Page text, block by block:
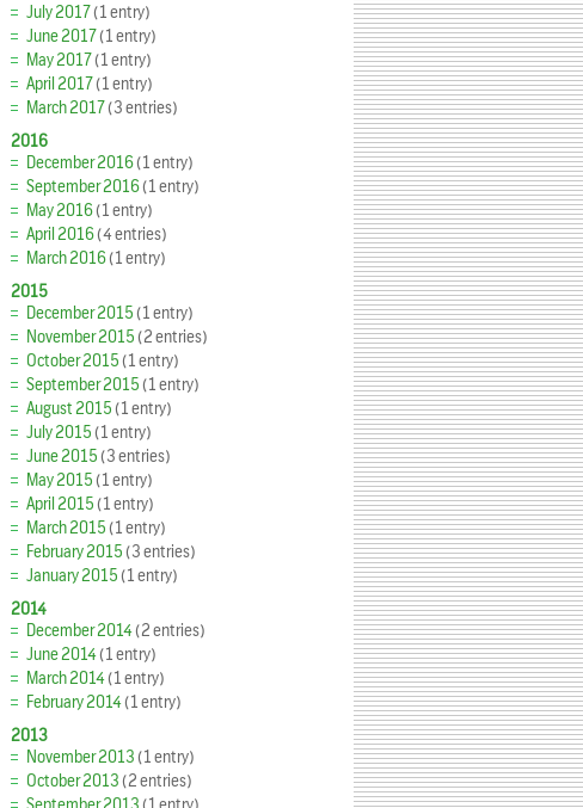
July 2017(1 entry)
June 2017(1 entry)
May 2017(1 entry)
April 2017(1 entry)
March 2017(3 entries)
2016
December 2016(1 entry)
September 2016(1 entry)
May 2016(1 entry)
April 2016(4 entries)
March 2016(1 entry)
2015
December 2015(1 entry)
November 2015(2 entries)
October 2015(1 entry)
September 2015(1 entry)
August 2015(1 entry)
July 2015(1 entry)
June 2015(3 entries)
May 2015(1 entry)
April 2015(1 entry)
March 2015(1 entry)
February 2015(3 entries)
January 2015(1 entry)
2014
December 2014(2 entries)
June 2014(1 entry)
March 2014(1 entry)
February 2014(1 entry)
2013
November 2013(1 entry)
October 2013(2 entries)